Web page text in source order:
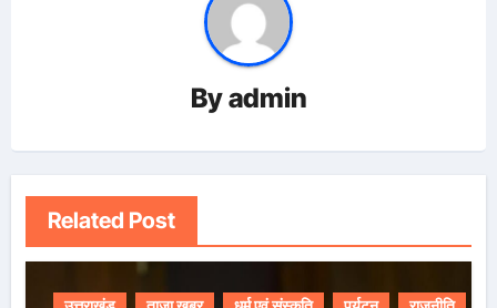
Byadmin
Related Post